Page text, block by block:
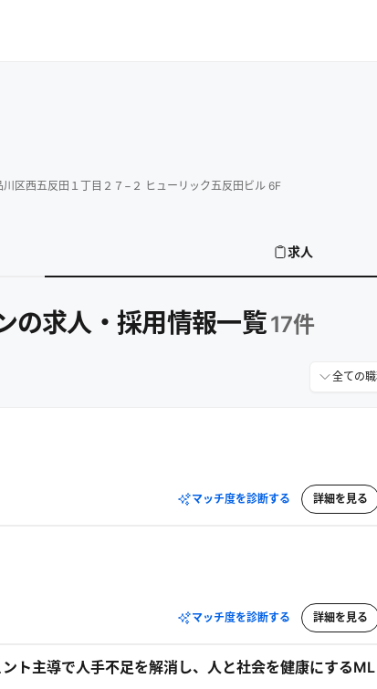
川区西五反田１丁目２７−２ ヒューリック五反田ビル 6F
求人
の求人・採用情報一覧17件
全ての
マッチ度を診断する 詳細を見る
マッチ度を診断する 詳細を見る
ト主導で人手不足を解消し、人と社会を健康にするML